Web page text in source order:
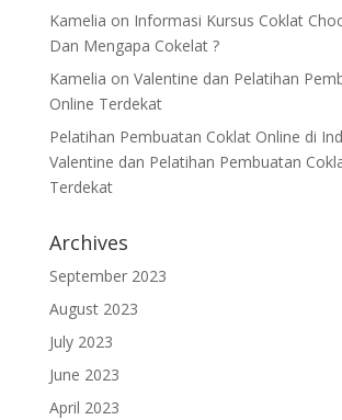
Kamelia on Informasi Kursus Coklat
Dan Mengapa Cokelat ?
Kamelia on Valentine dan Pelatihan
Online Terdekat
Pelatihan Pembuatan Coklat Online di
Valentine dan Pelatihan Pembuatan
Terdekat
Archives
September 2023
August 2023
July 2023
June 2023
April 2023